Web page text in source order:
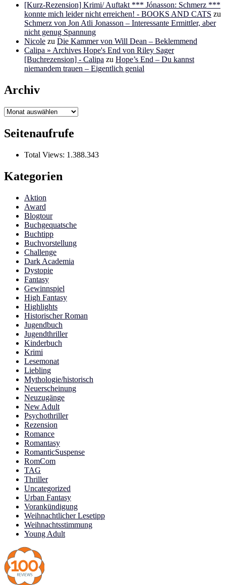
[Kurz-Rezension] Krimi/ Auftakt *** Jónasson: Schmerz ***
konnte mich leider nicht erreichen! - BOOKS AND CATS zu
Schmerz von Jon Atli Jonasson – Interessante Ermittler, aber
nicht genug Spannung
Nicole zu Die Kammer von Will Dean – Beklemmend
Calipa » Archives Hope's End von Riley Sager
[Buchrezension] - Calipa zu Hope’s End – Du kannst
niemandem trauen – Eigentlich genial
Archiv
Archiv
Seitenaufrufe
Total Views: 1.388.343
Kategorien
Aktion
Award
Blogtour
Buchgequatsche
Buchtipp
Buchvorstellung
Challenge
Dark Academia
Dystopie
Fantasy
Gewinnspiel
High Fantasy
Highlights
Historischer Roman
Jugendbuch
Jugendthriller
Kinderbuch
Krimi
Lesemonat
Liebling
Mythologie/historisch
Neuerscheinung
Neuzugänge
New Adult
Psychothriller
Rezension
Romance
Romantasy
RomanticSuspense
RomCom
TAG
Thriller
Uncategorized
Urban Fantasy
Vorankündigung
Weihnachtlicher Lesetipp
Weihnachtsstimmung
Young Adult